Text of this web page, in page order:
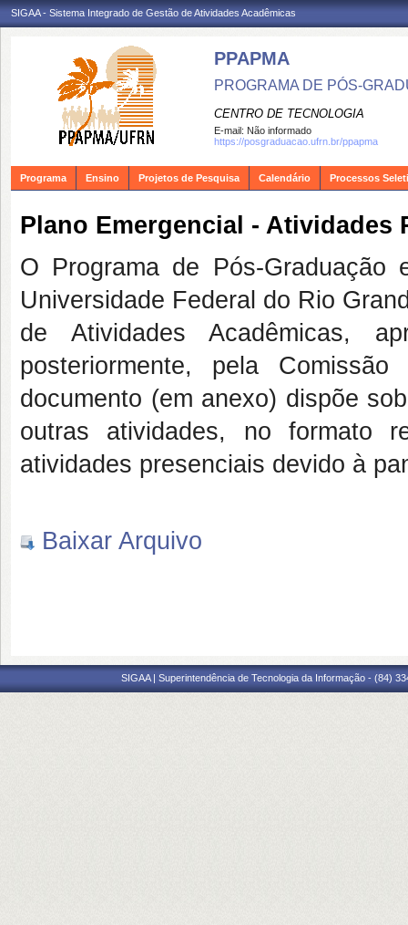
SIGAA - Sistema Integrado de Gestão de Atividades Acadêmicas
PPAPMA
PROGRAMA DE PÓS-
CENTRO DE TECNOLOGIA
E-mail: Não informado
https://posgraduacao.ufrn.br/ppapma
Programa Ensino Projetos de Pesquisa Calendário Processos
Plano Emergencial - Atividades
O Programa de Pós-Graduação
Universidade Federal do Rio
de Atividades Acadêmicas,
posteriormente, pela
documento (em anexo) dispõe
outras atividades, no formato
atividades presenciais devido à
Baixar Arquivo
SIGAA | Superintendência de Tecnologia da Informação - (84)